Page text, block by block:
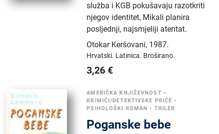
služba i KGB pokušavaju razotkriti
njegov identitet, Mikali planira
posljednji, najsmjeliji atentat.
Otokar Keršovani, 1987.
Hrvatski. Latinica. Broširano.
3,26 €
AMERIČKA KNJIŽEVNOST •
KRIMIĆI/DETEKTIVSKE PRIČE •
PSIHOLOŠKI ROMAN • TRILER
Poganske bebe